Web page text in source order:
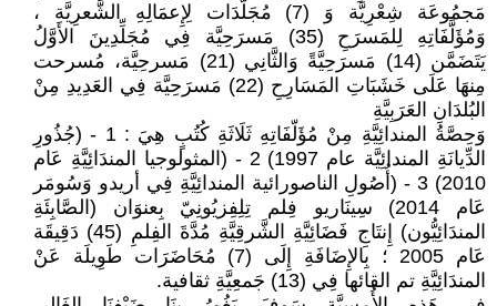
مَجمُوعَة شِعْرِيَّة وَ (7) مُجَلَّدَات لِإِعمَالِهِ الشَّعرِيَّة ،
وَمُؤَلَّفَاتِهِ لِلمَسرَحِ (35) مَسرَحِيَّة فِي مُجَلِّدِينَ الأَوَّلُ
يَتَضَمَّن (14) مَسرَحِيَّةً وَالثَّانِي (21) مَسرحِيَّة، مُسرحت
مِنهَا عَلَى خَشَبَاتِ المَسَارِحِ (22) مَسرَحِيَّة فِي العَدِيدِ مِنْ
البُلدَانِ العَرَبِيَّةِ
وَحِصَّةُ المندائِيَّةِ مِنْ مُؤَلّفَاتِهِ ثَلَاثَةِ كُتُبٍ هِيَ : 1 - (جُذُورِ
الدِّيانَةِ المندائِيَّة عام 1997) 2 - (المثولوجيا المندَائِيَّةِ عَام
2010) 3 - (أُصُولِ الناصورائية المندائِيَّةِ فِي أريدو وَسُومَر
عَام 2014) سِينَاريو فِلم تِلِفِزيُونِيّ بِعنوَان (الصَّابِئَةِ
المندَائِيُّون) إِنتَاجِ فَضَائِيَّةِ الشَّرقِيَّةِ مُدَّةَ الفِلمِ (45) دَقِيقَة
عَام 2005 ؛ بِالإِضَافَةِ إِلَى (7) مُحَاضَرَات طَوِيلَة عَنْ
المندَائِيَّةِ تم القائها فِي (13) جَمعِيَّةِ ثقافية.